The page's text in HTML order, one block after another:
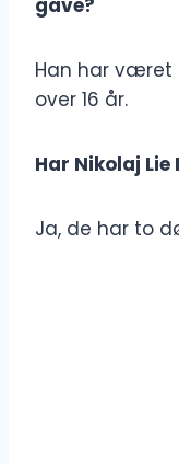
gave?
Han har været
over 16 år.
Har Nikolaj
Ja, de har to